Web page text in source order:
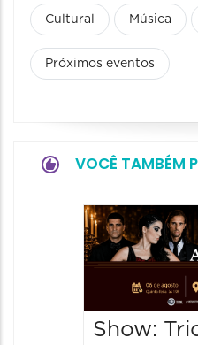
Cultural Música
Próximos eventos
VOCÊ TAMBÉM
Show: